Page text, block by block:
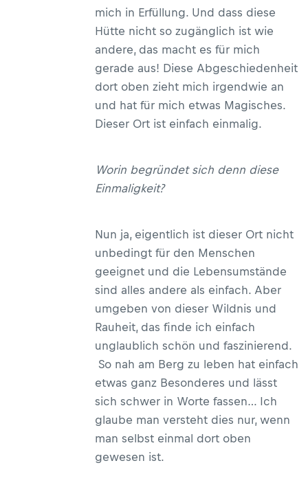
mich in Erfüllung. Und dass diese
Hütte nicht so zugänglich ist wie
andere, das macht es für mich
gerade aus! Diese Abgeschiedenheit
dort oben zieht mich irgendwie an
und hat für mich etwas Magisches.
Dieser Ort ist einfach einmalig.
Worin begründet sich denn diese
Einmaligkeit?
Nun ja, eigentlich ist dieser Ort nicht
unbedingt für den Menschen
geeignet und die Lebensumstände
sind alles andere als einfach. Aber
umgeben von dieser Wildnis und
Rauheit, das finde ich einfach
unglaublich schön und faszinierend.
So nah am Berg zu leben hat einfach
etwas ganz Besonderes und lässt
sich schwer in Worte fassen… Ich
glaube man versteht dies nur, wenn
man selbst einmal dort oben
gewesen ist.